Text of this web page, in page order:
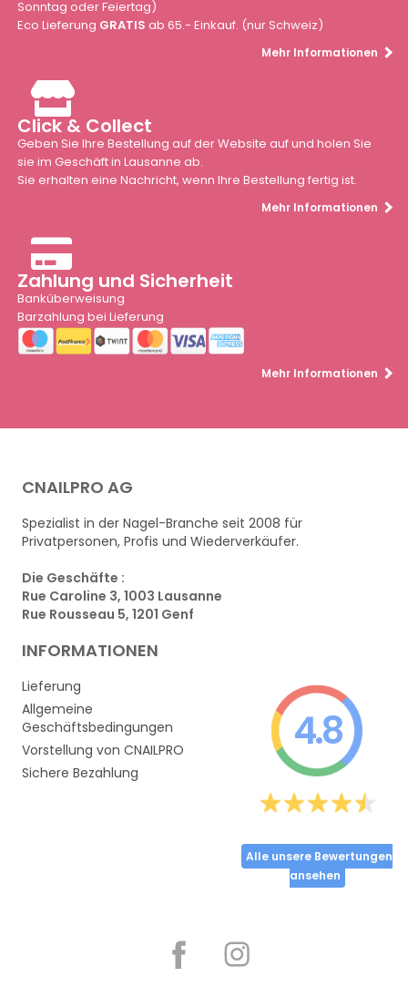
Sonntag oder Feiertag)
Eco Lieferung GRATIS ab 65.- Einkauf. (nur Schweiz)
Mehr Informationen
Click & Collect
Geben Sie Ihre Bestellung auf der Website auf und holen Sie
sie im Geschäft in Lausanne ab.
Sie erhalten eine Nachricht, wenn Ihre Bestellung fertig ist.
Mehr Informationen
Zahlung und Sicherheit
Banküberweisung
Barzahlung bei Lieferung
Mehr Informationen
CNAILPRO AG
Spezialist in der Nagel-Branche seit 2008 für
Privatpersonen, Profis und Wiederverkäufer.
Die Geschäfte :
Rue Caroline 3, 1003 Lausanne
Rue Rousseau 5, 1201 Genf
INFORMATIONEN
Lieferung
Allgemeine
Geschäftsbedingungen
Vorstellung von CNAILPRO
Sichere Bezahlung
4.8
Alle unsere Bewertungen
ansehen